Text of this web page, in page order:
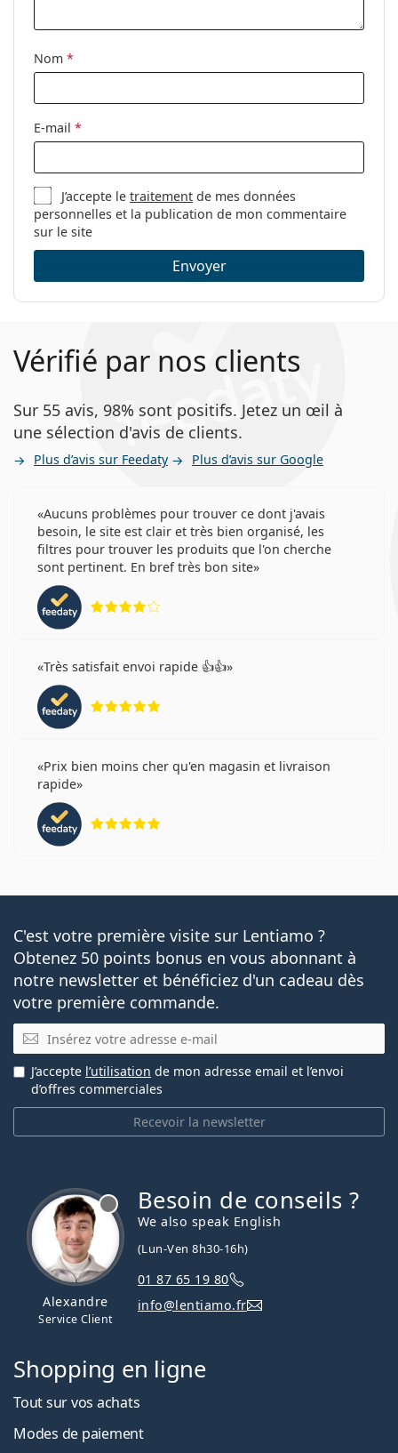
Nom *
E-mail *
J’accepte letraitement de mes données
personnelles et la publication de mon commentaire
sur le site
Envoyer
Vérifié par nos clients
Sur 55 avis, 98% sont positifs. Jetez un œil à
une sélection d'avis de clients.
Plus d’avis sur Feedaty Plus d’avis sur Google
Aucuns problèmes pour trouver ce dont j'avais
besoin, le site est clair et très bien organisé, les
filtres pour trouver les produits que l'on cherche
sont pertinent. En bref très bon site
Très satisfait envoi rapide 👍👍
Prix bien moins cher qu'en magasin et livraison
rapide
C'est votre première visite sur Lentiamo ?
Obtenez 50 points bonus en vous abonnant à
notre newsletter et bénéficiez d'un cadeau dès
votre première commande.
E-mail
Recevoir la newsletter
J’accepte l’utilisation de mon adresse email et l’envoi
d’offres commerciales
Alexandre
Service Client
Besoin de conseils ?
We also speak English
(Lun-Ven 8h30-16h)
01 87 65 19 80
info@lentiamo.fr
Shopping en ligne
Tout sur vos achats
Modes de paiement